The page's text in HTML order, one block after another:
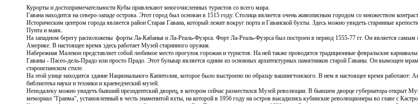
Курорты и достопримечательности Кубы привлекают многочисленных туристов со всего мира.
Гавана находится на северо-западе острова. Этот город был основан в 1515 году. Столица является очень живописным городом со множеством
Историческим центром города является район Старая Гавана, который лежит вокруг порта и Гаванской бухты. Здесь можно увидеть старинные
Пунта и маяк.
На западном берегу расположены форты Ла-Кабанья и Ла-Реаль-Фуэрса. Форт Ла-Реаль-Фуэрса был построен в период 1555-77 гг. Он является
Америке. В настоящее время здесь работает Музей старинного оружия.
Набережная Малекон представляет собой любимое место прогулок горожан и туристов. На ней также проводятся традиционные февральские
Гаваны - Пасео-дель-Прадо или просто Прадо. Этот бульвар является одним из основных архитектурных памятников старой Гаваны. Он вымощен
староиспанском стиле.
На этой улице находится здание Национального Капитолия, которое было выстроено по образцу вашингтонского. В нем в настоящее время работают:
библиотека науки и техники и краеведческий музей.
Неподалеку можно увидеть бывший президентский дворец, в котором сейчас разместился Музей революции. В бывшем дворце губернатора открыт
мемориал "Гранма", установленный в честь знаменитой яхты, на которой в 1956 году на остров высадились кубинские революционеры во главе с